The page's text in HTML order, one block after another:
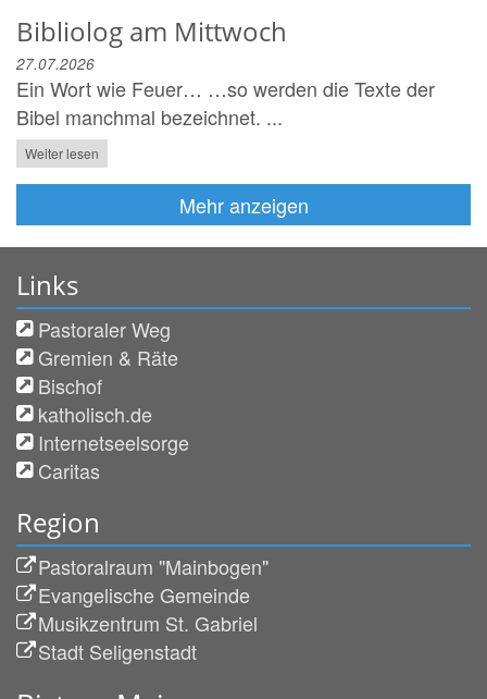
Bibliolog am Mittwoch
27.07.2026
Ein Wort wie Feuer… …so werden die Texte der
Bibel manchmal bezeichnet. ...
Weiter lesen
Mehr anzeigen
Links
Pastoraler Weg
Gremien & Räte
Bischof
katholisch.de
Internetseelsorge
Caritas
Region
Pastoralraum "Mainbogen"
Evangelische Gemeinde
Musikzentrum St. Gabriel
Stadt Seligenstadt